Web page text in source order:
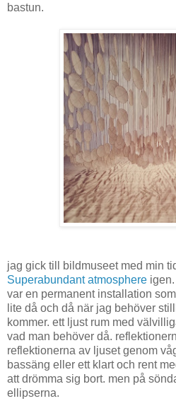
bastun.
jag gick till bildmuseet med min
Superabundant atmosphere
var en permanent installation
lite då och då när jag behöver
kommer. ett ljust rum med
vad man behöver då.
reflektionerna av ljuset genom
bassäng eller ett klart och rent
att drömma sig bort. men på
ellipserna.